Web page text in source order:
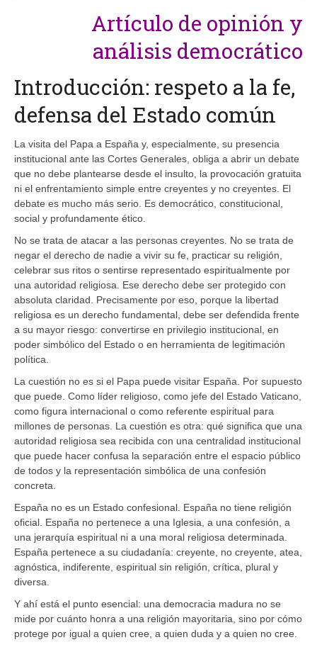
Artículo de opinión y
análisis democrático
Introducción: respeto a la fe,
defensa del Estado común
La visita del Papa a España y, especialmente, su presencia
institucional ante las Cortes Generales, obliga a abrir un debate
que no debe plantearse desde el insulto, la provocación gratuita
ni el enfrentamiento simple entre creyentes y no creyentes. El
debate es mucho más serio. Es democrático, constitucional,
social y profundamente ético.
No se trata de atacar a las personas creyentes. No se trata de
negar el derecho de nadie a vivir su fe, practicar su religión,
celebrar sus ritos o sentirse representado espiritualmente por
una autoridad religiosa. Ese derecho debe ser protegido con
absoluta claridad. Precisamente por eso, porque la libertad
religiosa es un derecho fundamental, debe ser defendida frente
a su mayor riesgo: convertirse en privilegio institucional, en
poder simbólico del Estado o en herramienta de legitimación
política.
La cuestión no es si el Papa puede visitar España. Por supuesto
que puede. Como líder religioso, como jefe del Estado Vaticano,
como figura internacional o como referente espiritual para
millones de personas. La cuestión es otra: qué significa que una
autoridad religiosa sea recibida con una centralidad institucional
que puede hacer confusa la separación entre el espacio público
de todos y la representación simbólica de una confesión
concreta.
España no es un Estado confesional. España no tiene religión
oficial. España no pertenece a una Iglesia, a una confesión, a
una jerarquía espiritual ni a una moral religiosa determinada.
España pertenece a su ciudadanía: creyente, no creyente, atea,
agnóstica, indiferente, espiritual sin religión, crítica, plural y
diversa.
Y ahí está el punto esencial: una democracia madura no se
mide por cuánto honra a una religión mayoritaria, sino por cómo
protege por igual a quien cree, a quien duda y a quien no cree.